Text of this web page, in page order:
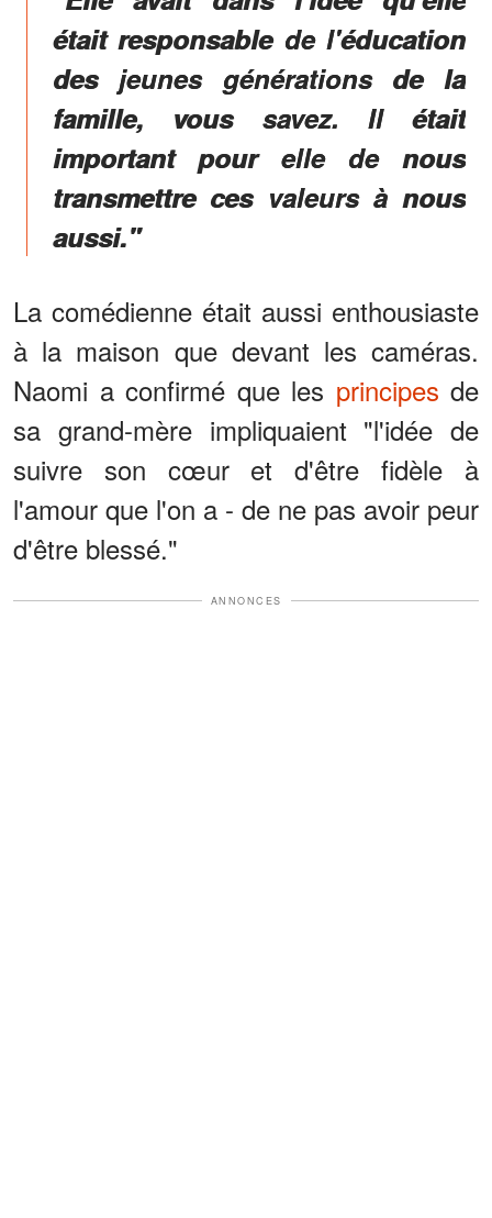
était responsable de l'éducation
des jeunes générations de la
famille, vous savez. Il était
important pour elle de nous
transmettre ces valeurs à nous
aussi."
La comédienne était aussi enthousiaste
à la maison que devant les caméras.
Naomi a confirmé que les principes de
sa grand-mère impliquaient "l'idée de
suivre son cœur et d'être fidèle à
l'amour que l'on a - de ne pas avoir peur
d'être blessé."
ANNONCES